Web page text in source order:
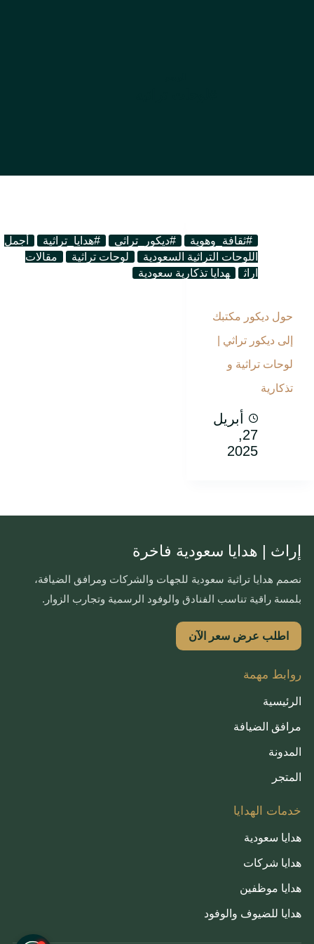
#ثقافة_وهوية #ديكور_تراثي #هدايا_تراثية
أجمل
اللوحات التراثية السعودية
لوحات تراثية
مقالات
اراث
هدايا تذكارية سعودية
حول ديكور مكتبك
إلى ديكور تراثي |
لوحات تراثية و
تذكارية
أبريل
27,
2025
إراث | هدايا سعودية فاخرة
نصمم هدايا تراثية سعودية للجهات والشركات ومرافق الضيافة،
بلمسة راقية تناسب الفنادق والوفود الرسمية وتجارب الزوار.
اطلب عرض سعر الآن
روابط مهمة
الرئيسية
مرافق الضيافة
المدونة
المتجر
خدمات الهدايا
هدايا سعودية
هدايا شركات
هدايا موظفين
هدايا للضيوف والوفود
French